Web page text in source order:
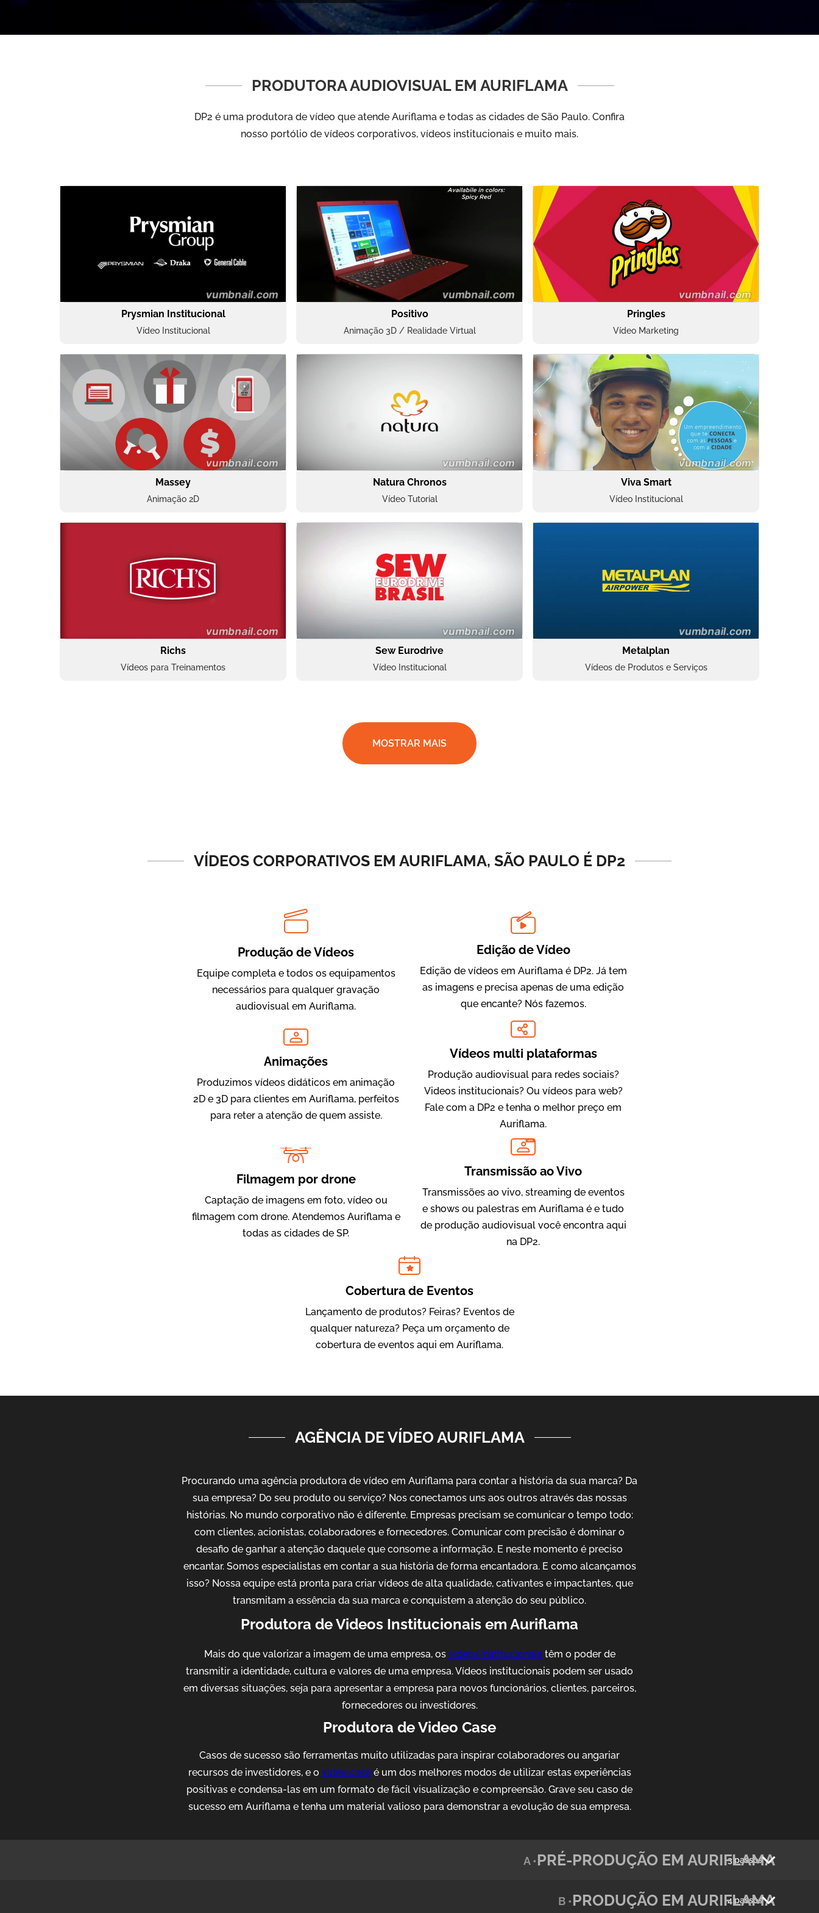
PRODUTORA AUDIOVISUAL EM AURIFLAMA
DP2 é uma produtora de vídeo que atende Auriflama e todas as cidades de São Paulo. Confira
nosso portólio de vídeos corporativos, vídeos institucionais e muito mais.
Prysmian Institucional
Vídeo Institucional
Positivo
Animação 3D / Realidade Virtual
Pringles
Vídeo Marketing
Massey
Animação 2D
Natura Chronos
Vídeo Tutorial
Viva Smart
Vídeo Institucional
Richs
Vídeos para Treinamentos
Sew Eurodrive
Vídeo Institucional
Metalplan
Vídeos de Produtos e Serviços
Evolucional
Vídeos para Treinamentos
Julândia
Animação 2D
MOSTRAR MAIS
VÍDEOS CORPORATIVOS EM AURIFLAMA, SÃO PAULO É DP2
Produção de Vídeos
Equipe completa e todos os equipamentos
necessários para qualquer gravação
audiovisual em Auriflama.
Edição de Vídeo
Edição de vídeos em Auriflama é DP2. Já tem
as imagens e precisa apenas de uma edição
que encante? Nós fazemos.
Animações
Produzimos vídeos didáticos em animação
2D e 3D para clientes em Auriflama, perfeitos
para reter a atenção de quem assiste.
Vídeos multi plataformas
Produção audiovisual para redes sociais?
Videos institucionais? Ou vídeos para web?
Fale com a DP2 e tenha o melhor preço em
Auriflama.
Filmagem por drone
Captação de imagens em foto, vídeo ou
filmagem com drone. Atendemos Auriflama e
todas as cidades de SP.
LIVE
Transmissão ao Vivo
Transmissões ao vivo, streaming de eventos
e shows ou palestras em Auriflama é e tudo
de produção audiovisual você encontra aqui
na DP2.
Cobertura de Eventos
Lançamento de produtos? Feiras? Eventos de
qualquer natureza? Peça um orçamento de
cobertura de eventos aqui em Auriflama.
AGÊNCIA DE VÍDEO AURIFLAMA
Procurando uma agência produtora de vídeo em Auriflama para contar a história da sua marca? Da
sua empresa? Do seu produto ou serviço? Nos conectamos uns aos outros através das nossas
histórias. No mundo corporativo não é diferente. Empresas precisam se comunicar o tempo todo:
com clientes, acionistas, colaboradores e fornecedores. Comunicar com precisão é dominar o
desafio de ganhar a atenção daquele que consome a informação. E neste momento é preciso
encantar. Somos especialistas em contar a sua história de forma encantadora. E como alcançamos
isso? Nossa equipe está pronta para criar vídeos de alta qualidade, cativantes e impactantes, que
transmitam a essência da sua marca e conquistem a atenção do seu público.
Produtora de Videos Institucionais em Auriflama
Mais do que valorizar a imagem de uma empresa, os vídeos institucionaistêm o poder de
transmitir a identidade, cultura e valores de uma empresa. Vídeos institucionais podem ser usado
em diversas situações, seja para apresentar a empresa para novos funcionários, clientes, parceiros,
fornecedores ou investidores.
Produtora de Video Case
Casos de sucesso são ferramentas muito utilizadas para inspirar colaboradores ou angariar
recursos de investidores, e o video caseé um dos melhores modos de utilizar estas experiências
positivas e condensa-las em um formato de fácil visualização e compreensão. Grave seu caso de
sucesso em Auriflama e tenha um material valioso para demonstrar a evolução de sua empresa.
A •PRÉ-PRODUÇÃO EM AURIFLAMA
3 passos
B •PRODUÇÃO EM AURIFLAMA
4 passos